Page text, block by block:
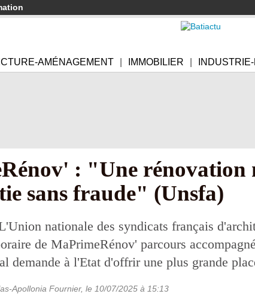
AMÉNAGEMENT IMMOBILIER
: "Une rénovation
sans fraude" (Unsfa)
nationale des syndicats français
de MaPrimeRénov' parcours
demande à l'Etat d'offrir une plus grande
Apollonia Fournier, le 10/07/2025 à 15:13